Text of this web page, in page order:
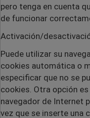
pero tenga en cuenta
de funcionar
Activación/
Puede utilizar su
cookies automática o
especificar que no se
cookies. Otra opción
navegador de Internet
vez que se inserte una